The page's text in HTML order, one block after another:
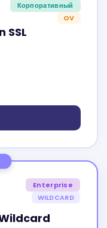
Корпоративный
OV
SSL
Enterprise
WILDCARD